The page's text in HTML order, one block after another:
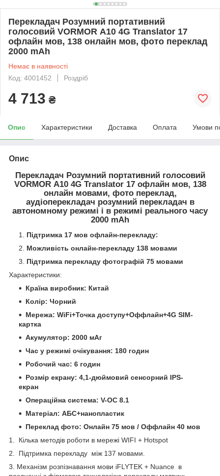
Перекладач Розумний портативний
голосовий VORMOR A10 4G​​​​​​​ Translator 17
офлайн мов, 138 онлайн мов, фото переклад
2000 mAh
Немає в наявності
Код: 4001452
Роздріб
4 713 ₴
Опис Характеристики Доставка Оплата Умови
Опис
Перекладач Розумний портативний голосовий
VORMOR A10 4G Translator 17 офлайн мов, 138
онлайн мовами, фото переклад,
аудіоперекладач розумний перекладач в
автономному режимі і в режимі реального часу
2000 mAh
Підтримка 17 мов офлайн-перекладу:
Можливість онлайн-перекладу 138 мовами
Підтримка перекладу фотографій 75 мовами
Характеристики:
Країна виробник: Китай
Колір: Чорний
Мережа: WiFi+Точка доступу+Оффлайн+4G SIM-
картка
Акумулятор: 2000 мАг
Час у режимі очікування: 180 годин
Робочий час: 6 годин
Розмір екрану: 4,1-дюймовий сенсорний IPS-
екран
Операційна система: V-ОС 8.1
Матеріал: АБС+нанопластик
Переклад фото: Онлайн 75 мов / Оффлайн 40 мов
1. Кілька методів роботи в мережі WIFI + Hotspot
2. Підтримка перекладу між 137 мовами.
3. Механізм розпізнавання мови iFLYTEK + Nuance в